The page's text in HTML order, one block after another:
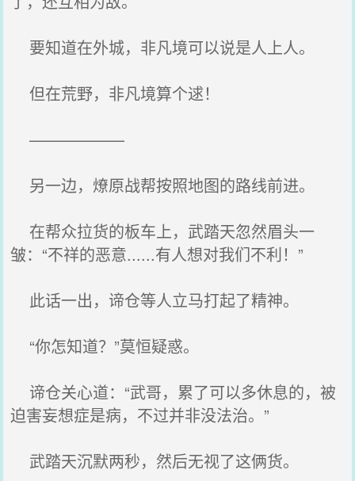
要知道在外城，非凡境可以说是人上人。
但在荒野，非凡境算个逑！
——————
另一边，燎原战帮按照地图的路线前进。
在帮众拉货的板车上，武踏天忽然眉头一
皱：“不祥的恶意......有人想对我们不利！”
此话一出，谛仓等人立马打起了精神。
“你怎知道？”莫恒疑惑。
谛仓关心道：“武哥，累了可以多休息的，被
迫害妄想症是病，不过并非没法治。”
武踏天沉默两秒，然后无视了这俩货。